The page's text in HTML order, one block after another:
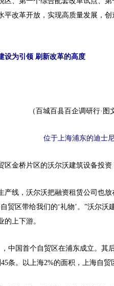
平改革开放，实现高质量发展，
为引领 刷新改革的高度
位于上海浦东的迪士尼
桥片区的沃尔沃建筑设备投资
线，沃尔沃把融资租赁公司也放
贸区带给我们的‘礼物’。”沃尔
的上下游。
国首个自贸区在浦东成立。其
条。以上海2%的面积，上海自贸